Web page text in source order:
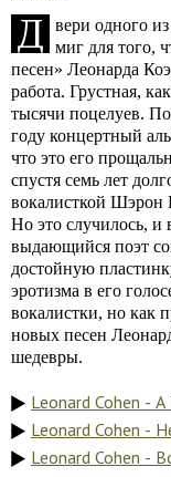
Д
вери одного
миг для того,
песен» Леонарда
работа. Грустная,
тысячи поцелуев.
году концертный
что это его
спустя семь лет
вокалисткой Шэрон
Но это случилось, и
выдающийся поэт
достойную
эротизма в его
вокалистки, но как
новых песен
шедевры.
Leonard Cohen -
Leonard Cohen -
Leonard Cohen -